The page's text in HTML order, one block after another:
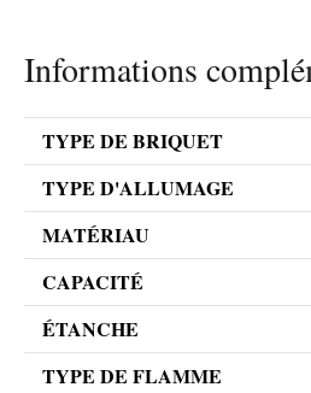
Informations
TYPE DE BRIQUET
TYPE D'ALLUMAGE
MATÉRIAU
CAPACITÉ
ÉTANCHE
TYPE DE FLAMME